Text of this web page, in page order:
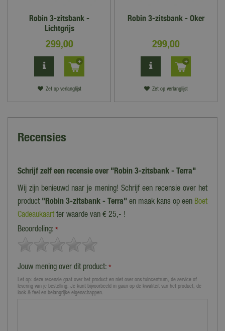
Robin 3-zitsbank -
Lichtgrijs
299,00
Zet op verlanglijst
Robin 3-zitsbank - Oker
299,00
Zet op verlanglijst
Recensies
Schrijf zelf een recensie over "Robin 3-zitsbank - Terra"
Wij zijn benieuwd naar je mening! Schrijf een recensie over het
product "Robin 3-zitsbank - Terra" en maak kans op een Boet
Cadeaukaart ter waarde van € 25,- !
Beoordeling: *
Jouw mening over dit product: *
Let op: deze recensie gaat over het product en niet over ons tuincentrum, de service of
levering van je bestelling. Je kunt bijvoorbeeld in gaan op de kwaliteit van het product, de
look & feel en belangrijke eigenschappen.